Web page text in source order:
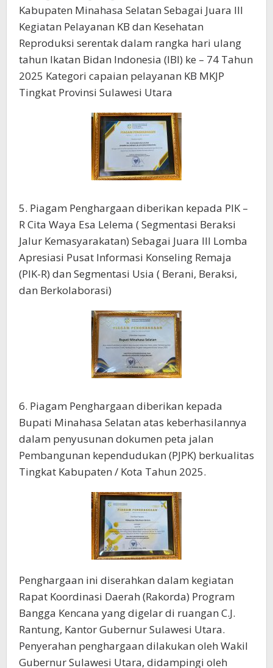
Kabupaten Minahasa Selatan Sebagai Juara III
Kegiatan Pelayanan KB dan Kesehatan
Reproduksi serentak dalam rangka hari ulang
tahun Ikatan Bidan Indonesia (IBI) ke – 74 Tahun
2025 Kategori capaian pelayanan KB MKJP
Tingkat Provinsi Sulawesi Utara
5. Piagam Penghargaan diberikan kepada PIK –
R Cita Waya Esa Lelema ( Segmentasi Beraksi
Jalur Kemasyarakatan) Sebagai Juara III Lomba
Apresiasi Pusat Informasi Konseling Remaja
(PIK-R) dan Segmentasi Usia ( Berani, Beraksi,
dan Berkolaborasi)
6. Piagam Penghargaan diberikan kepada
Bupati Minahasa Selatan atas keberhasilannya
dalam penyusunan dokumen peta jalan
Pembangunan kependudukan (PJPK) berkualitas
Tingkat Kabupaten / Kota Tahun 2025.
Penghargaan ini diserahkan dalam kegiatan
Rapat Koordinasi Daerah (Rakorda) Program
Bangga Kencana yang digelar di ruangan C.J.
Rantung, Kantor Gubernur Sulawesi Utara.
Penyerahan penghargaan dilakukan oleh Wakil
Gubernur Sulawesi Utara, didampingi oleh